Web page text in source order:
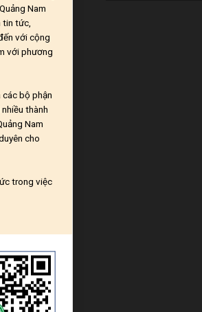
Nam
tin tức,
với cộng
với phương
các bộ phận
thành
Nam
cho
trong việc